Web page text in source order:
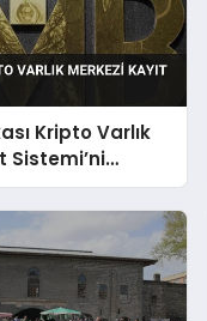
Kripto Varlık
Sistemi’ni